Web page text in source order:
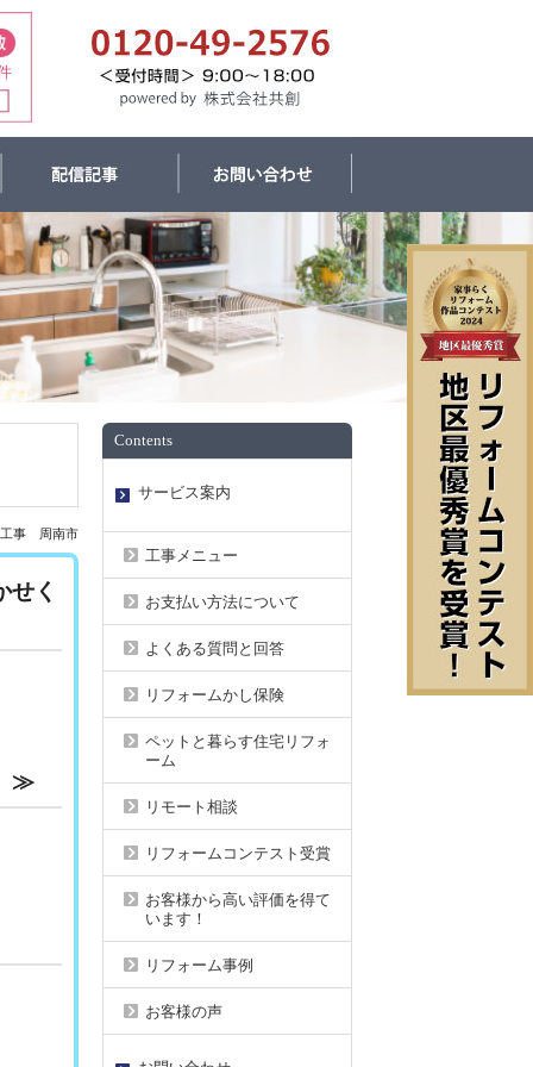
Contents
サービス案内
工事メニュー
お支払い方法について
よくある質問と回答
リフォームかし保険
ペットと暮らす住宅リフォ
ーム
リモート相談
リフォームコンテスト受賞
お客様から高い評価を得て
います！
リフォーム事例
お客様の声
工事 周南市
く
≫